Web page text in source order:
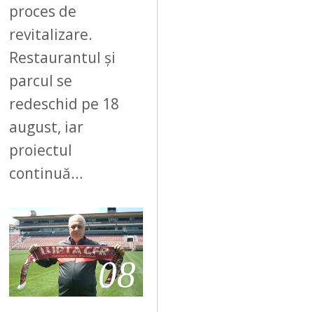
proces de
revitalizare.
Restaurantul și
parcul se
redeschid pe 18
august, iar
proiectul
continuă…
08